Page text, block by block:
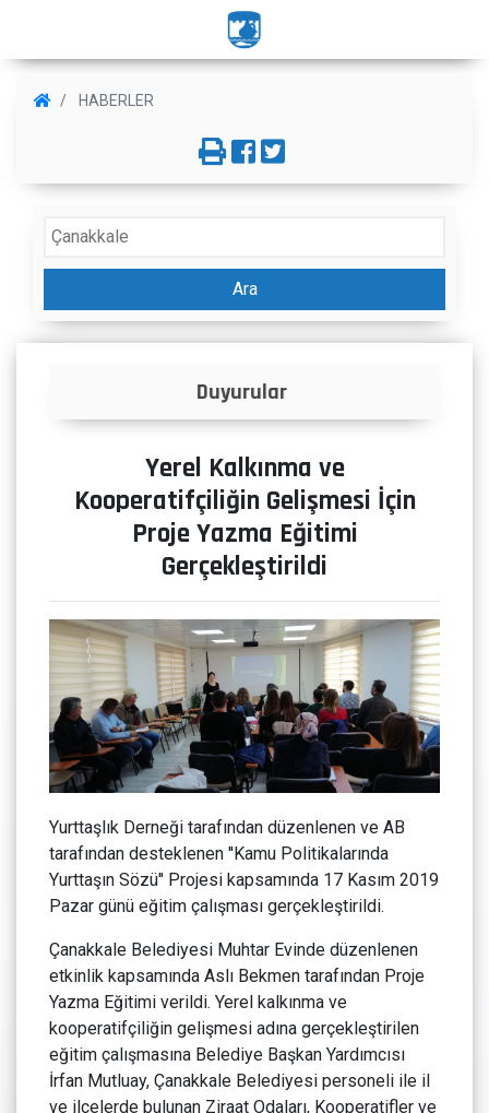
HABERLER
Ara
İlanlar
Yerel Kalkınma ve
Kooperatifçiliğin Gelişmesi İçin
Proje Yazma Eğitimi
Gerçekleştirildi
Yurttaşlık Derneği tarafından düzenlenen ve AB
tarafından desteklenen ''Kamu Politikalarında
Yurttaşın Sözü'' Projesi kapsamında 17 Kasım 2019
Pazar günü eğitim çalışması gerçekleştirildi.
Çanakkale Belediyesi Muhtar Evinde düzenlenen
etkinlik kapsamında Aslı Bekmen tarafından Proje
Yazma Eğitimi verildi. Yerel kalkınma ve
kooperatifçiliğin gelişmesi adına gerçekleştirilen
eğitim çalışmasına Belediye Başkan Yardımcısı
İrfan Mutluay, Çanakkale Belediyesi personeli ile il
ve ilçelerde bulunan Ziraat Odaları, Kooperatifler ve